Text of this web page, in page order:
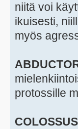
niitä voi
ikuisesti,
myös
protossille
COLOSSUS